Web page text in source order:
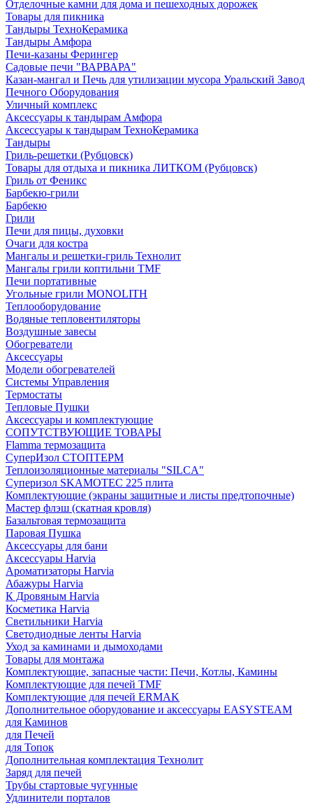
Отделочные камни для дома и пешеходных дорожек
Товары для пикника
Тандыры ТехноКерамика
Тандыры Амфора
Печи-казаны Ферингер
Садовые печи "ВАРВАРА"
Казан-мангал и Печь для утилизации мусора Уральский Завод
Печного Оборудования
Уличный комплекс
Аксессуары к тандырам Амфора
Аксессуары к тандырам ТехноКерамика
Тандыры
Гриль-решетки (Рубцовск)
Товары для отдыха и пикника ЛИТКОМ (Рубцовск)
Гриль от Феникс
Барбекю-грили
Барбекю
Грили
Печи для пицы, духовки
Очаги для костра
Мангалы и решетки-гриль Технолит
Мангалы грили коптильни TMF
Печи портативные
Угольные грили MONOLITH
Теплооборудование
Водяные тепловентиляторы
Воздушные завесы
Обогреватели
Аксессуары
Модели обогревателей
Системы Управления
Термостаты
Тепловые Пушки
Аксессуары и комплектующие
СОПУТСТВУЮЩИЕ ТОВАРЫ
Flamma термозащита
СуперИзол СТОПТЕРМ
Теплоизоляционные материалы "SILCA"
Суперизол SKAMOTEC 225 плита
Комплектующие (экраны защитные и листы предтопочные)
Мастер флэш (скатная кровля)
Базальтовая термозащита
Паровая Пушка
Аксессуары для бани
Аксессуары Harvia
Ароматизаторы Harvia
Абажуры Harvia
К Дровяным Harvia
Косметика Harvia
Светильники Harvia
Светодиодные ленты Harvia
Уход за каминами и дымоходами
Товары для монтажа
Комплектующие, запасные части: Печи, Котлы, Камины
Комплектующие для печей TMF
Комплектующие для печей ERMAK
Дополнительное оборудование и аксессуары EASYSTEAM
для Каминов
для Печей
для Топок
Дополнительная комплектация Технолит
Заряд для печей
Трубы стартовые чугунные
Удлинители порталов